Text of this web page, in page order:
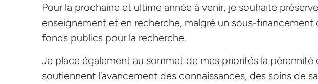
Pour la prochaine et ultime année à venir, je souhaite
enseignement et en recherche, malgré un sous-financement
fonds publics pour la recherche.
Je place également au sommet de mes priorités la pérennité
soutiennent l’avancement des connaissances, des soins de